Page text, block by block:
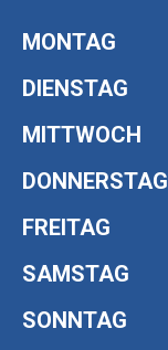
MONTAG
DIENSTAG
MITTWOCH
DONNERSTAG
FREITAG
SAMSTAG
SONNTAG